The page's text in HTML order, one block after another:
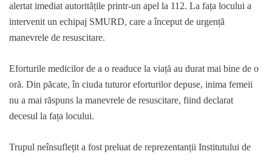
alertat imediat autoritățile printr-un apel la 112. La fața locului a
intervenit un echipaj SMURD, care a început de urgență
manevrele de resuscitare.
Eforturile medicilor de a o readuce la viață au durat mai bine de o
oră. Din păcate, în ciuda tuturor eforturilor depuse, inima femeii
nu a mai răspuns la manevrele de resuscitare, fiind declarat
decesul la fața locului.
Trupul neînsuflețit a fost preluat de reprezentanții Institutului de